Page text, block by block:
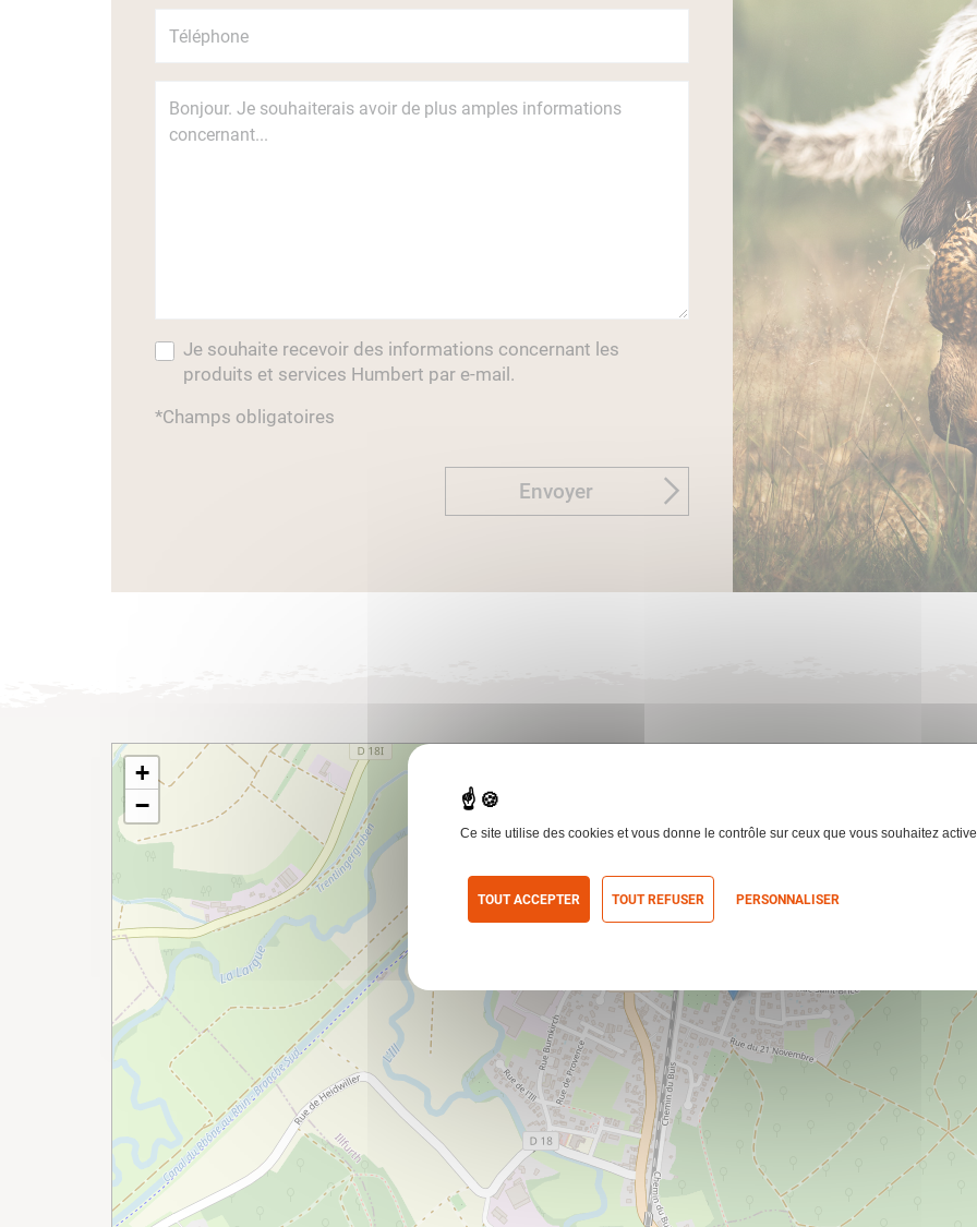
Je souhaite recevoir des informations concernant les
produits et services Humbert par e-mail.
*Champs obligatoires
Envoyer
+
−
Ce site utilise des cookies et vous donne le contrôle sur ceux que vous souhaitez
TOUT ACCEPTER TOUT REFUSER PERSONNALISER